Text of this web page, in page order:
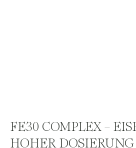
FE30 COMPLEX –
HOHER DOSIERUNG